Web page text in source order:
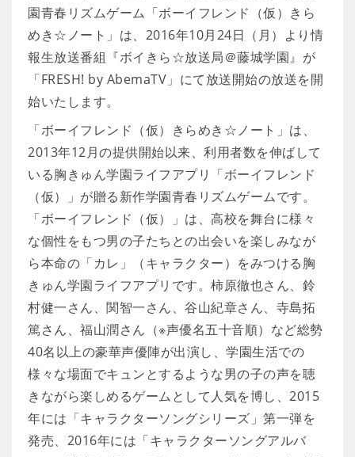
園青春リズムゲーム「ボーイフレンド（仮）きら
めき☆ノート」は、2016年10月24日（月）より情
報生放送番組『ボイきら☆放送局＠藤城学園』が
「FRESH! by AbemaTV」にて放送開始の放送を開
始いたします。
「ボーイフレンド（仮）きらめき☆ノート」は、
2013年12月の提供開始以来、利用者数を伸ばして
いる胸きゅん学園ライフアプリ「ボーイフレンド
（仮）」が贈る新作学園青春リズムゲームです。
「ボーイフレンド（仮）」は、高校を舞台に様々
な個性をもつ男の子たちとの出会いを楽しみなが
ら本命の「カレ」（キャラクター）をみつける胸
きゅん学園ライフアプリです。柿原徹也さん、鈴
村健一さん、関智一さん、谷山紀章さん、寺島拓
篤さん、福山潤さん（※声優名五十音順）など総勢
40名以上の豪華声優陣が出演し、学園生活での
様々な場面でキュンとするような男の子の声を聴
きながら楽しめるゲームとして人気を博し、2015
年には「キャラクターソングシリーズ」第一弾を
発売、2016年には「キャラクターソングアルバ